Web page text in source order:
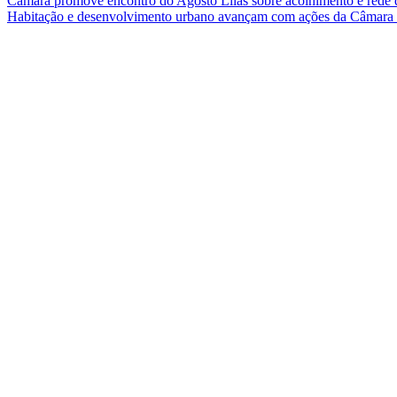
Habitação e desenvolvimento urbano avançam com ações da